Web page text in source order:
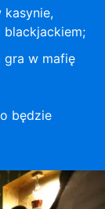
kasynie,
gra w mafię
będzie